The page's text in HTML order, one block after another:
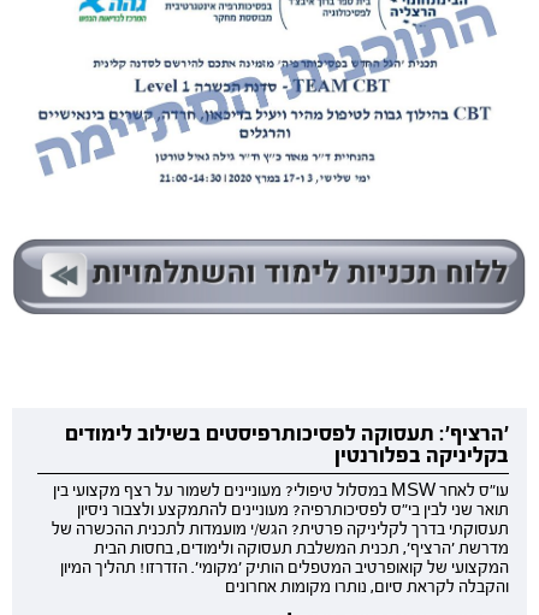
'הרציף': תעסוקה לפסיכותרפיסטים בשילוב לימודים
בקליניקה בפלורנטין
עו"ס לאחר MSW במסלול טיפולי? מעוניינים לשמור על רצף מקצועי בין
תואר שני לבין בי"ס לפסיכותרפיה? מעוניינים להתמקצע ולצבור ניסיון
תעסוקתי בדרך לקליניקה פרטית? הגש/י מועמדות לתכנית ההכשרה של
מדרשת 'הרציף', תכנית המשלבת תעסוקה ולימודים, בחסות הבית
המקצועי של קואופרטיב המטפלים הותיק 'מקומי'. הזדרזו! תהליך המיון
והקבלה לקראת סיום, נותרו מקומות אחרונים